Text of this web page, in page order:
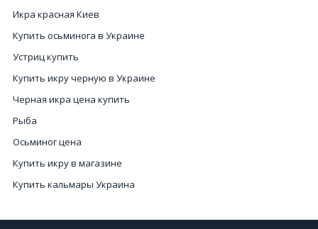
Икра красная Киев
Купить осьминога в Украине
Устриц купить
Купить икру черную в Украине
Черная икра цена купить
Рыба
Осьминог цена
Купить икру в магазине
Купить кальмары Украина